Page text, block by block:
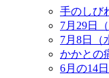
手のしび
7月29日
7月8日（
かかとの
6月の14